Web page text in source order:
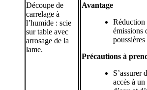
Découpe de
carrelage à
l’humide : scie
sur table avec
arrosage de la
lame.
Avantage
Réduction
émissions
Précautions à
S’assurer
accès à